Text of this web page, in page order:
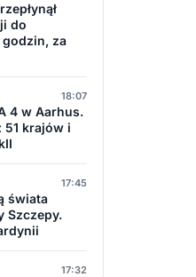
do
godzin, za
18:07
4 w Aarhus.
51 krajów i
17:45
świata
Szczepy.
17:32